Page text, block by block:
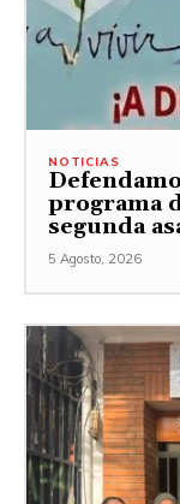
NOTICIAS
programa
segunda
5 Agosto, 2026